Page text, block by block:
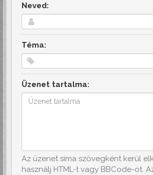
Neved:
Téma:
Üzenet tartalma:
Az üzenet sima szövegként kerül
használj HTML-t vagy BBCode-ot.